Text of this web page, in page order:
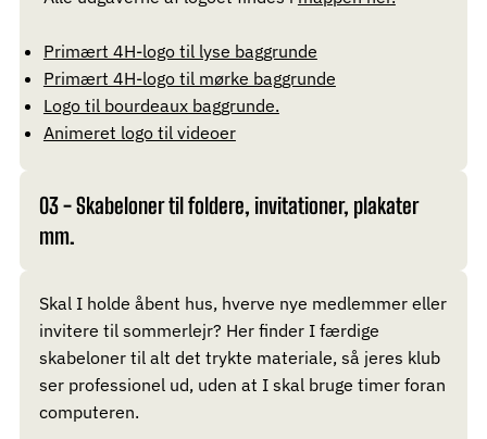
Primært 4H-logo til lyse baggrunde
Primært 4H-logo til mørke baggrunde
Logo til bourdeaux baggrunde.
Animeret logo til videoer
03 - Skabeloner til foldere, invitationer, plakater
mm.
Skal I holde åbent hus, hverve nye medlemmer eller
invitere til sommerlejr? Her finder I færdige
skabeloner til alt det trykte materiale, så jeres klub
ser professionel ud, uden at I skal bruge timer foran
computeren.